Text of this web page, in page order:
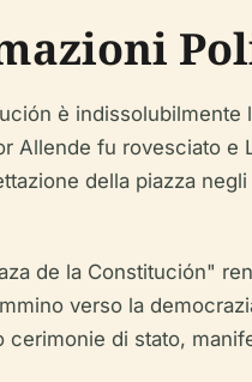
è
Allende fu rovesciato
della piazza
de la Constitución"
verso la
di stato,